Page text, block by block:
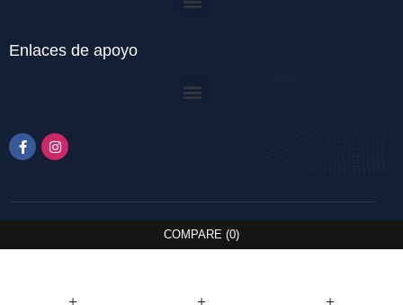
Enlaces de apoyo
COMPARE (0)